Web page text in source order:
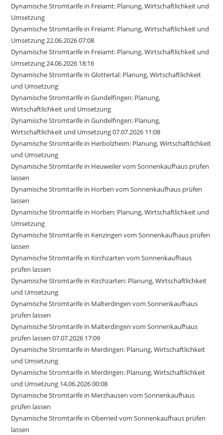
Dynamische Stromtarife in Freiamt: Planung, Wirtschaftlichkeit und
Umsetzung
Dynamische Stromtarife in Freiamt: Planung, Wirtschaftlichkeit und
Umsetzung 22.06.2026 07:08
Dynamische Stromtarife in Freiamt: Planung, Wirtschaftlichkeit und
Umsetzung 24.06.2026 18:16
Dynamische Stromtarife in Glottertal: Planung, Wirtschaftlichkeit
und Umsetzung
Dynamische Stromtarife in Gundelfingen: Planung,
Wirtschaftlichkeit und Umsetzung
Dynamische Stromtarife in Gundelfingen: Planung,
Wirtschaftlichkeit und Umsetzung 07.07.2026 11:08
Dynamische Stromtarife in Herbolzheim: Planung, Wirtschaftlichkeit
und Umsetzung
Dynamische Stromtarife in Heuweiler vom Sonnenkaufhaus prüfen
lassen
Dynamische Stromtarife in Horben vom Sonnenkaufhaus prüfen
lassen
Dynamische Stromtarife in Horben: Planung, Wirtschaftlichkeit und
Umsetzung
Dynamische Stromtarife in Kenzingen vom Sonnenkaufhaus prüfen
lassen
Dynamische Stromtarife in Kirchzarten vom Sonnenkaufhaus
prüfen lassen
Dynamische Stromtarife in Kirchzarten: Planung, Wirtschaftlichkeit
und Umsetzung
Dynamische Stromtarife in Malterdingen vom Sonnenkaufhaus
prüfen lassen
Dynamische Stromtarife in Malterdingen vom Sonnenkaufhaus
prüfen lassen 07.07.2026 17:09
Dynamische Stromtarife in Merdingen: Planung, Wirtschaftlichkeit
und Umsetzung
Dynamische Stromtarife in Merdingen: Planung, Wirtschaftlichkeit
und Umsetzung 14.06.2026 00:08
Dynamische Stromtarife in Merzhausen vom Sonnenkaufhaus
prüfen lassen
Dynamische Stromtarife in Oberried vom Sonnenkaufhaus prüfen
lassen